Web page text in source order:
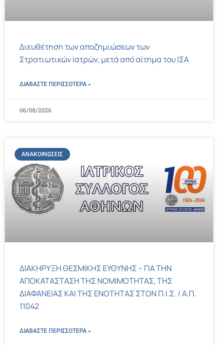
Διευθέτηση των αποζημιώσεων των
Στρατιωτικών Ιατρών, μετά από αίτημα του ΙΣΑ
ΔΙΑΒΑΣΤΕ ΠΕΡΙΣΣΌΤΕΡΑ »
06/08/2026
ΑΝΑΚΟΙΝΏΣΕΙΣ
ΔΙΑΚΗΡΥΞΗ ΘΕΣΜΙΚΗΣ ΕΥΘΥΝΗΣ – ΓΙΑ ΤΗΝ
ΑΠΟΚΑΤΑΣΤΑΣΗ ΤΗΣ ΝΟΜΙΜΟΤΗΤΑΣ, ΤΗΣ
ΔΙΑΦΑΝΕΙΑΣ ΚΑΙ ΤΗΣ ΕΝΟΤΗΤΑΣ ΣΤΟΝ Π.Ι.Σ. / Α.Π.
11042
ΔΙΑΒΑΣΤΕ ΠΕΡΙΣΣΌΤΕΡΑ »